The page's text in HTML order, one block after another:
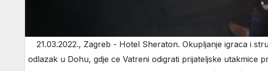
21.03.2022., Zagreb - Hotel Sheraton. Okupljanje igraca i
odlazak u Dohu, gdje ce Vatreni odigrati prijateljske utakmice